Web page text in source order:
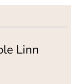
Linn